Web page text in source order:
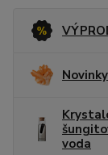
Novinky
voda